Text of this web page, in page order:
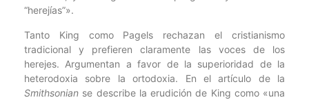
“herejías”».
Tanto King como Pagels rechazan el cristianismo
tradicional y prefieren claramente las voces de los
herejes. Argumentan a favor de la superioridad de la
heterodoxia sobre la ortodoxia. En el artículo de la
Smithsonian se describe la erudición de King como «una